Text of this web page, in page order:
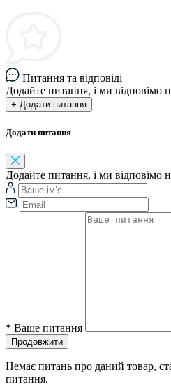
Питання та відповіді
Додайте питання, і ми відповімо
+ Додати питання
Додати питання
Додайте питання, і ми відповімо
* Ваше питання
Продовжити
Немає питань про даний товар,
питання.